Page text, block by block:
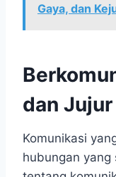
Gaya, dan
dan Jujur
Komunikasi
hubungan yang